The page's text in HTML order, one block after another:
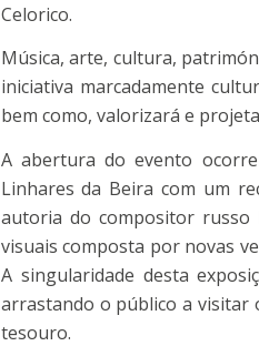
Celorico.
Música, arte, cultura,
iniciativa marcadamente
bem como, valorizará e
A abertura do evento
Linhares da Beira com um
autoria do compositor russo
visuais composta por novas
A singularidade desta
arrastando o público a visitar
tesouro.